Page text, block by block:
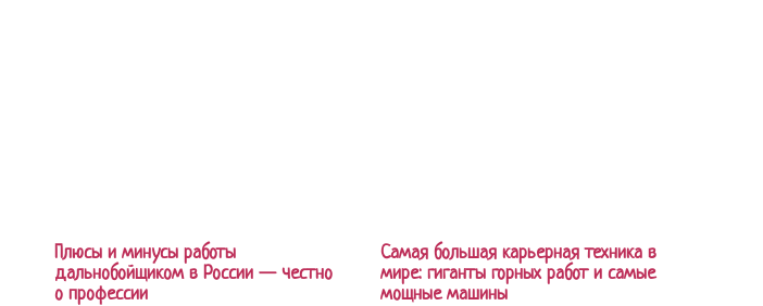
Плюсы и минусы работы
дальнобойщиком в России — честно
о профессии
Самая большая карьерная техника в
мире: гиганты горных работ и самые
мощные машины